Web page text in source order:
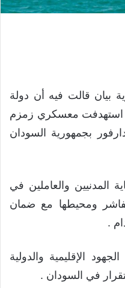
بيان قالت فيه أن دولة
استهدفت معسكري زمزم
بجمهورية السودان
المدنيين والعاملين في
ومحيطها مع ضمان
.
الإقليمية والدولية
في السودان .